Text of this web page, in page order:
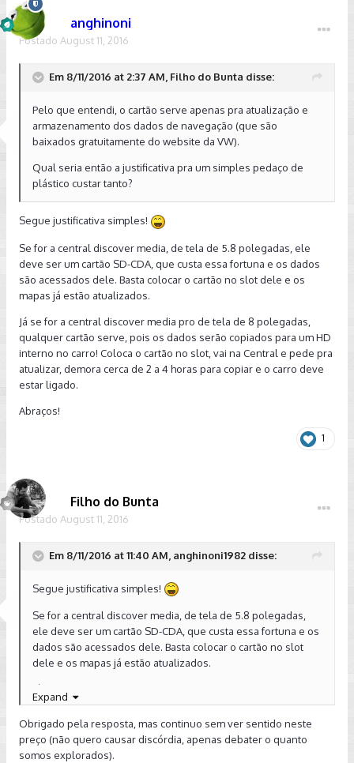
anghinoni
Postado August 11, 2016
Em 8/11/2016 at 2:37 AM, Filho do Bunta disse:
Pelo que entendi, o cartão serve apenas pra atualização e
armazenamento dos dados de navegação (que são
baixados gratuitamente do website da VW).
Qual seria então a justificativa pra um simples pedaço de
plástico custar tanto?
Segue justificativa simples!
Se for a central discover media, de tela de 5.8 polegadas, ele
deve ser um cartão SD-CDA, que custa essa fortuna e os dados
são acessados dele. Basta colocar o cartão no slot dele e os
mapas já estão atualizados.
Já se for a central discover media pro de tela de 8 polegadas,
qualquer cartão serve, pois os dados serão copiados para um HD
interno no carro! Coloca o cartão no slot, vai na Central e pede pra
atualizar, demora cerca de 2 a 4 horas para copiar e o carro deve
estar ligado.
Abraços!
1
Filho do Bunta
Postado August 11, 2016
Em 8/11/2016 at 11:40 AM, anghinoni1982 disse:
Segue justificativa simples!
Se for a central discover media, de tela de 5.8 polegadas,
ele deve ser um cartão SD-CDA, que custa essa fortuna e os
dados são acessados dele. Basta colocar o cartão no slot
dele e os mapas já estão atualizados.
Já se for a central discover media pro de tela de 8
polegadas, qualquer cartão serve, pois os dados serão
copiados para um HD interno no carro! Coloca o cartão no
slot, vai na Central e pede pra atualizar, demora cerca de 2 a
4 horas para copiar e o carro deve estar ligado.
Expand
Obrigado pela resposta, mas continuo sem ver sentido neste
preço (não quero causar discórdia, apenas debater o quanto
somos explorados).